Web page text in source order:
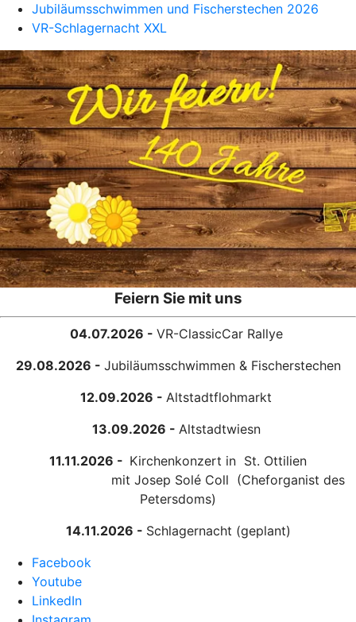
Jubiläumsschwimmen und Fischerstechen 2026
VR-Schlagernacht XXL
Feiern Sie mit uns
04.07.2026 - VR-ClassicCar Rallye
29.08.2026 - Jubiläumsschwimmen & Fischerstechen
12.09.2026 - Altstadtflohmarkt
13.09.2026 - Altstadtwiesn
11.11.2026 - Kirchenkonzert in St. Ottilien
mit Josep Solé Coll (Cheforganist des
Petersdoms)
14.11.2026 - Schlagernacht (geplant)
Facebook
Youtube
LinkedIn